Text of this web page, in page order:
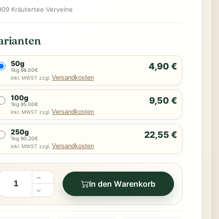
Kräutertee Verveine
50g
1kg 98.00€ 4,90 €
inkl. MWST zzgl. Versandkosten
100g
1kg 95.00€ 9,50 €
inkl. MWST zzgl. Versandkosten
250g
1kg 90.20€ 22,55 €
inkl. MWST zzgl. Versandkosten
In den Warenkorb